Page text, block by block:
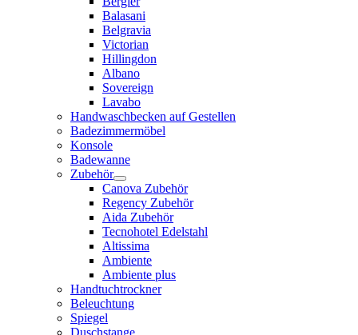
Balasani
Belgravia
Victorian
Hillingdon
Albano
Sovereign
Lavabo
Handwaschbecken auf Gestellen
Badezimmermöbel
Konsole
Badewanne
Zubehör
Canova Zubehör
Regency Zubehör
Aida Zubehör
Tecnohotel Edelstahl
Altissima
Ambiente
Ambiente plus
Handtuchtrockner
Beleuchtung
Spiegel
Duschstange